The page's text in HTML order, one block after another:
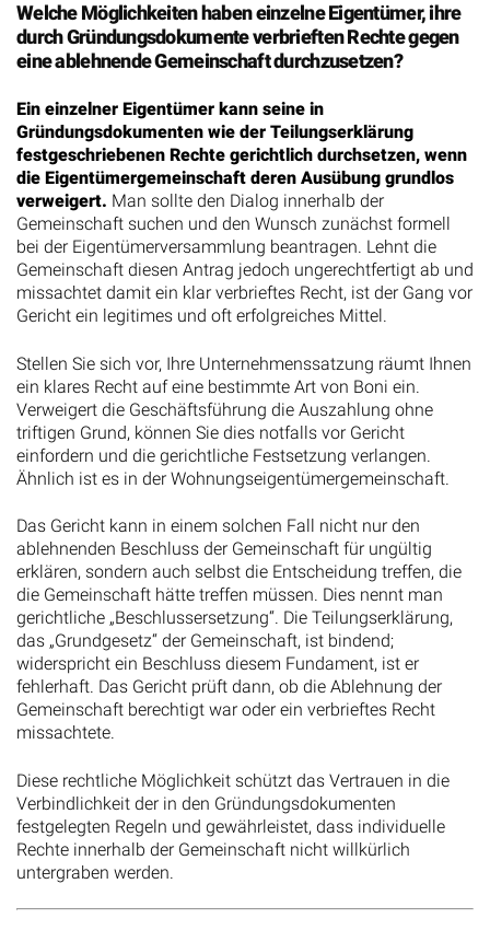
Welche Möglichkeiten haben einzelne Eigentümer, ihre
durch Gründungsdokumente verbrieften Rechte gegen
eine ablehnende Gemeinschaft durchzusetzen?
Ein einzelner Eigentümer kann seine in
Gründungsdokumenten wie der Teilungserklärung
festgeschriebenen Rechte gerichtlich durchsetzen, wenn
die Eigentümergemeinschaft deren Ausübung grundlos
verweigert. Man sollte den Dialog innerhalb der
Gemeinschaft suchen und den Wunsch zunächst formell
bei der Eigentümerversammlung beantragen. Lehnt die
Gemeinschaft diesen Antrag jedoch ungerechtfertigt ab und
missachtet damit ein klar verbrieftes Recht, ist der Gang vor
Gericht ein legitimes und oft erfolgreiches Mittel.
Stellen Sie sich vor, Ihre Unternehmenssatzung räumt Ihnen
ein klares Recht auf eine bestimmte Art von Boni ein.
Verweigert die Geschäftsführung die Auszahlung ohne
triftigen Grund, können Sie dies notfalls vor Gericht
einfordern und die gerichtliche Festsetzung verlangen.
Ähnlich ist es in der Wohnungseigentümergemeinschaft.
Das Gericht kann in einem solchen Fall nicht nur den
ablehnenden Beschluss der Gemeinschaft für ungültig
erklären, sondern auch selbst die Entscheidung treffen, die
die Gemeinschaft hätte treffen müssen. Dies nennt man
gerichtliche „Beschlussersetzung“. Die Teilungserklärung,
das „Grundgesetz“ der Gemeinschaft, ist bindend;
widerspricht ein Beschluss diesem Fundament, ist er
fehlerhaft. Das Gericht prüft dann, ob die Ablehnung der
Gemeinschaft berechtigt war oder ein verbrieftes Recht
missachtete.
Diese rechtliche Möglichkeit schützt das Vertrauen in die
Verbindlichkeit der in den Gründungsdokumenten
festgelegten Regeln und gewährleistet, dass individuelle
Rechte innerhalb der Gemeinschaft nicht willkürlich
untergraben werden.